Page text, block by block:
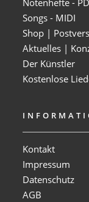
Songs - MIDI
Shop |
Aktuelles |
Der Künstler
Kostenlose
Kontakt
Impressum
Datenschutz
AGB